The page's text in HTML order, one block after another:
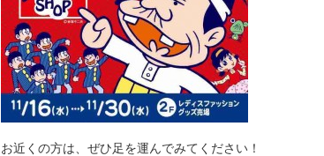
お近くの方は、ぜひ足を運んでみてください！